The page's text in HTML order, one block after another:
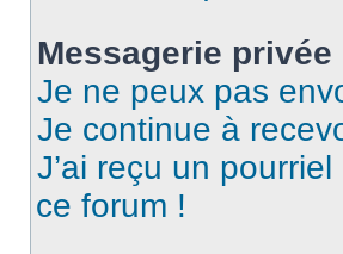
Messagerie privée
Je ne peux pas
Je continue à
J’ai reçu un
ce forum !